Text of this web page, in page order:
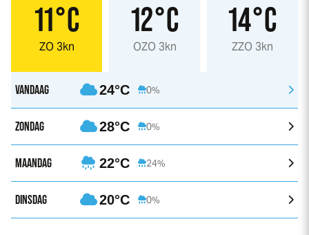
11°C
ZO 3kn
12°C
OZO 3kn
14°C
ZZO 3kn
VANDAAG 24°C 0%
ZONDAG 28°C 0%
MAANDAG 22°C 24%
DINSDAG 20°C 0%